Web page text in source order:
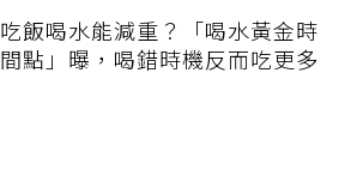
吃飯喝水能減重？「喝水黃金時
間點」曝，喝錯時機反而吃更多